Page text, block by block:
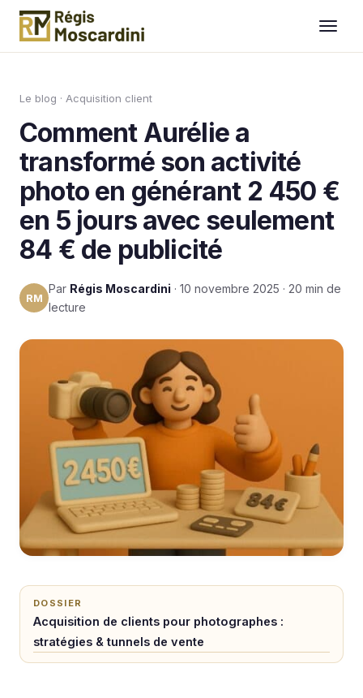
Aller au contenu
Le blog · Acquisition client
Comment Aurélie a
transformé son activité
photo en générant 2 450 €
en 5 jours avec seulement
84 € de publicité
RM
Par Régis Moscardini · 10 novembre 2025 · 20 min de
lecture
DOSSIER
Acquisition de clients pour photographes :
stratégies & tunnels de vente